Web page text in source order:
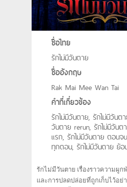
ชื่อไทย
รักไม่มีวันตาย
ชื่ออังกฤษ
Rak Mai Mee Wan Tai
คำที่เกี่ยวข้อง
รักไม่มีวันตาย, รักไม่มีวัน
วันตาย rerun, รักไม่มีวัน
แรก, รักไม่มีวันตาย ตอนจ
ทุกตอน, รักไม่มีวันตาย ย้
รักไม่มีวันตาย เรื่องราวความผู
และการปลดปล่อยที่ถูกเก็บไว้อย่